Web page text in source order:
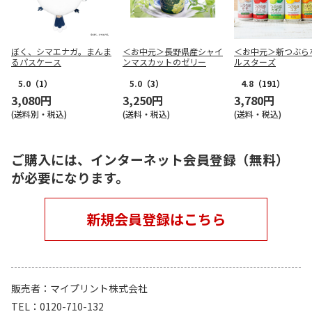
ぼく、シマエナガ。まんま
るパスケース
5.0 （1）
3,080円
(送料別・税込)
＜お中元＞長野県産シャイ
ンマスカットのゼリー
5.0 （3）
3,250円
(送料・税込)
＜お中元＞新つぶら
ルスターズ
4.8 （191）
3,780円
(送料・税込)
ご購入には、インターネット会員登録（無料）
が必要になります。
新規会員登録はこちら
販売者
マイプリント株式会社
TEL
0120-710-132